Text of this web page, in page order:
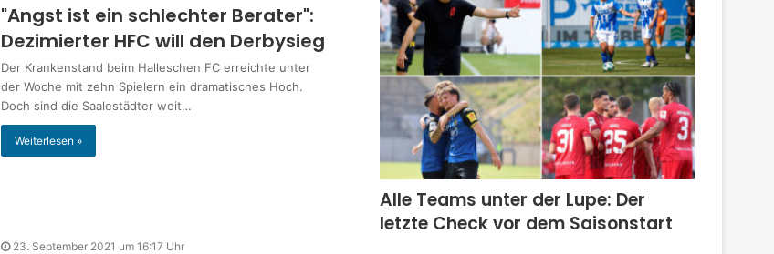
"Angst ist ein schlechter Berater":
Dezimierter HFC will den Derbysieg
Der Krankenstand beim Halleschen FC erreichte unter
der Woche mit zehn Spielern ein dramatisches Hoch.
Doch sind die Saalestädter weit…
Weiterlesen »
23. September 2021 um 16:17 Uhr
Alle Teams unter der Lupe: Der
letzte Check vor dem Saisonstart